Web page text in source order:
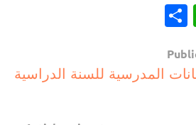
WhatsApp
المدرسية للسنة الدراسية